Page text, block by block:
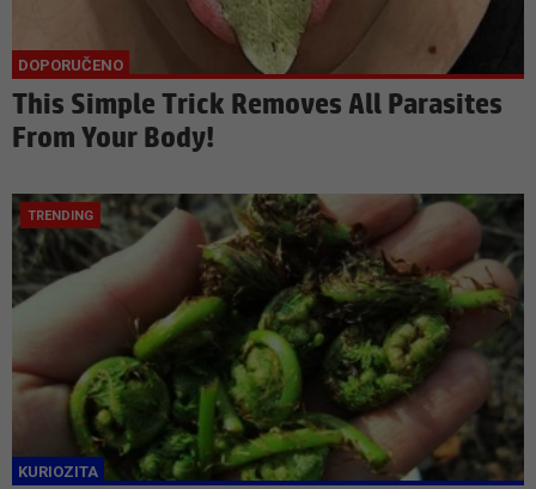
This Simple Trick Removes All Parasites
From Your Body!